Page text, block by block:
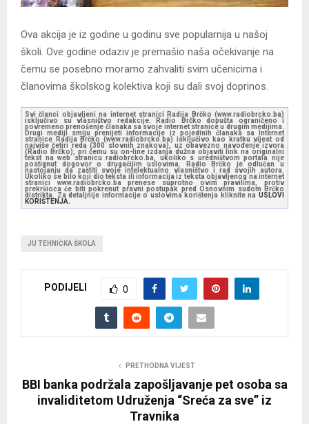
Ova akcija je iz godine u godinu sve popularnija u našoj
školi. Ove godine odaziv je premašio naša očekivanje na
čemu se posebno moramo zahvaliti svim učenicima i
članovima školskog kolektiva koji su dali svoj doprinos.
Svi članci objavljeni na internet stranici Radija Brčko (www.radiobrcko.ba)
isključivo su vlasništvo redakcije. Radio Brčko dopušta ograničeno i
povremeno prenošenje članaka sa svoje internet stranice u drugim medijima.
Drugi mediji smiju prenijeti informacije iz pojedinih članaka sa Internet
stranice Radija Brčko (www.radiobrcko.ba) isključivo kao kratku vijest od
najviše četiri reda (300 slovnih znakova), uz obavezno navođenje izvora
(Radio Brčko), pri čemu su on-line izdanja dužna objaviti link na originalni
tekst na web stranicu radiobrcko.ba, ukoliko s uredništvom portala nije
postignut dogovor o drugačijim uslovima. Radio Brčko je odlučan u
nastojanju da zaštiti svoje intelektualno vlasništvo i rad svojih autora.
Ukoliko se bilo koji dio teksta ili informacija iz teksta objavljenog na internet
stranici www.radiobrcko.ba prenese suprotno ovim pravilima, protiv
prekršioca će biti pokrenut pravni postupak pred Osnovnim sudom Brčko
distrikta. Za detaljnije informacije o uslovima korištenja kliknite na USLOVI
KORIŠTENJA.
JU TEHNIČKA ŠKOLA
PODIJELI 0
PRETHODNA VIJEST
BBI banka podržala zapošljavanje pet osoba sa
invaliditetom Udruženja “Sreća za sve” iz
Travnika